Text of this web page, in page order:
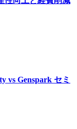
vs Genspark セミ